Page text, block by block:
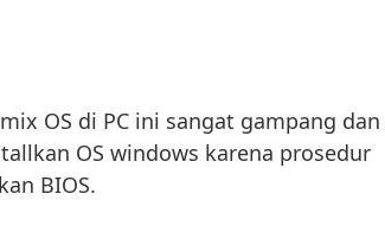
OS di PC ini sangat gampang dan
OS windows karena prosedur
BIOS.